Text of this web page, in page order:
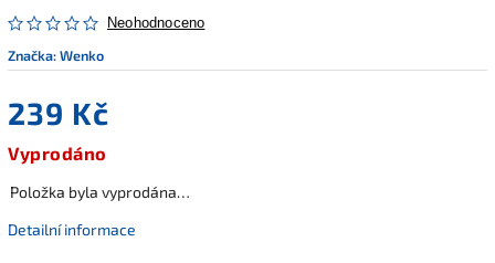
Neohodnoceno
Značka:Wenko
239 Kč
Vyprodáno
Položka byla vyprodána…
Detailní informace